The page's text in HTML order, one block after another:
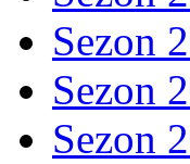
Sezon
Sezon
Sezon